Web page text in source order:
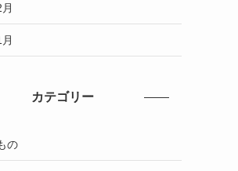
カテゴリー
の